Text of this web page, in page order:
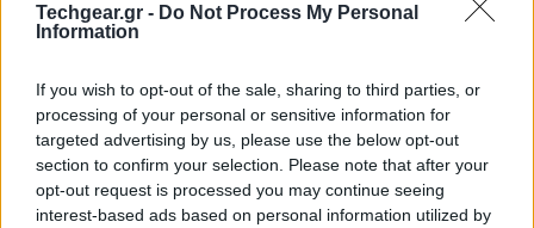
Techgear.gr - Do Not Process My Personal
Information
If you wish to opt-out of the sale, sharing to third parties, or
processing of your personal or sensitive information for
targeted advertising by us, please use the below opt-out
section to confirm your selection. Please note that after your
opt-out request is processed you may continue seeing
interest-based ads based on personal information utilized by
Αυτή τη φορά, θα δούμε το Motion Simulation TL1 που
κατέπληξε το κοινό στο Gadget Show 2012,